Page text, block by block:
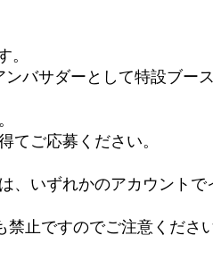
。
バサダーとして特設ブー
てご応募ください。
、いずれかのアカウント
止ですのでご注意ください